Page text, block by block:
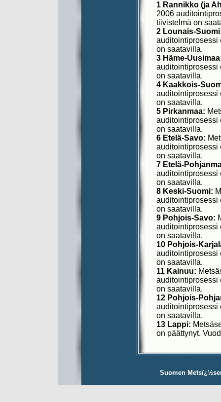
1 Rannikko (ja
2006
tiivistelmä on
2 Lounais-
auditointiprosessi
on saatavilla.
3 Häme-
auditointiprosessi
on saatavilla.
4 Kaakkois-
auditointiprosessi
on saatavilla.
5 Pirkanmaa:
auditointiprosessi
on saatavilla.
6 Etelä-Savo:
auditointiprosessi
on saatavilla.
7 Etelä-
auditointiprosessi
on saatavilla.
8 Keski-Suomi:
auditointiprosessi
on saatavilla.
9 Pohjois-Savo:
auditointiprosessi
on saatavilla.
10 Pohjois-
auditointiprosessi
on saatavilla.
11 Kainuu:
auditointiprosessi
on saatavilla.
12 Pohjois-
auditointiprosessi
on saatavilla.
13 Lappi:
on päättynyt.
Suomen